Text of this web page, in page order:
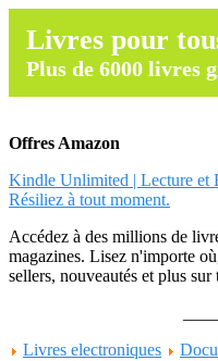
Livres pour
Plus de 6000 livres
Offres Amazon
Kindle Unlimited | Lecture et
Résiliez à tout moment.
Accédez à des millions de
magazines. Lisez n'importe
sellers, nouveautés et plus sur
Livres electroniques